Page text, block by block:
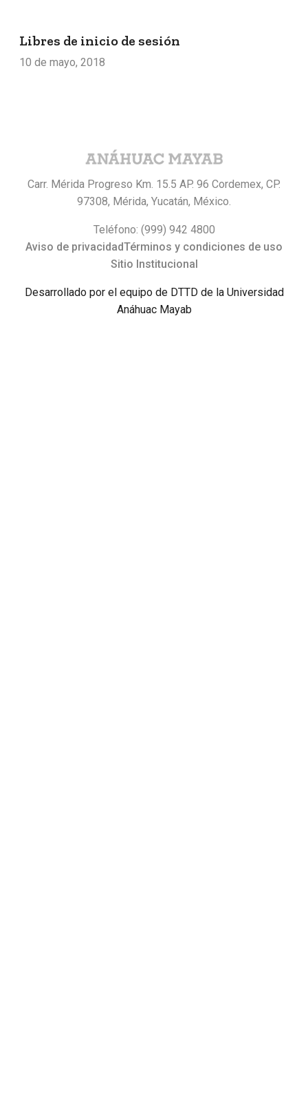
Libres de inicio de sesión
10 de mayo, 2018
Carr. Mérida Progreso Km. 15.5 AP. 96 Cordemex, CP.
97308, Mérida, Yucatán, México.
Teléfono: (999) 942 4800
Aviso de privacidadTérminos y condiciones de uso
Sitio Institucional
Desarrollado por el equipo de DTTD de la Universidad
Anáhuac Mayab